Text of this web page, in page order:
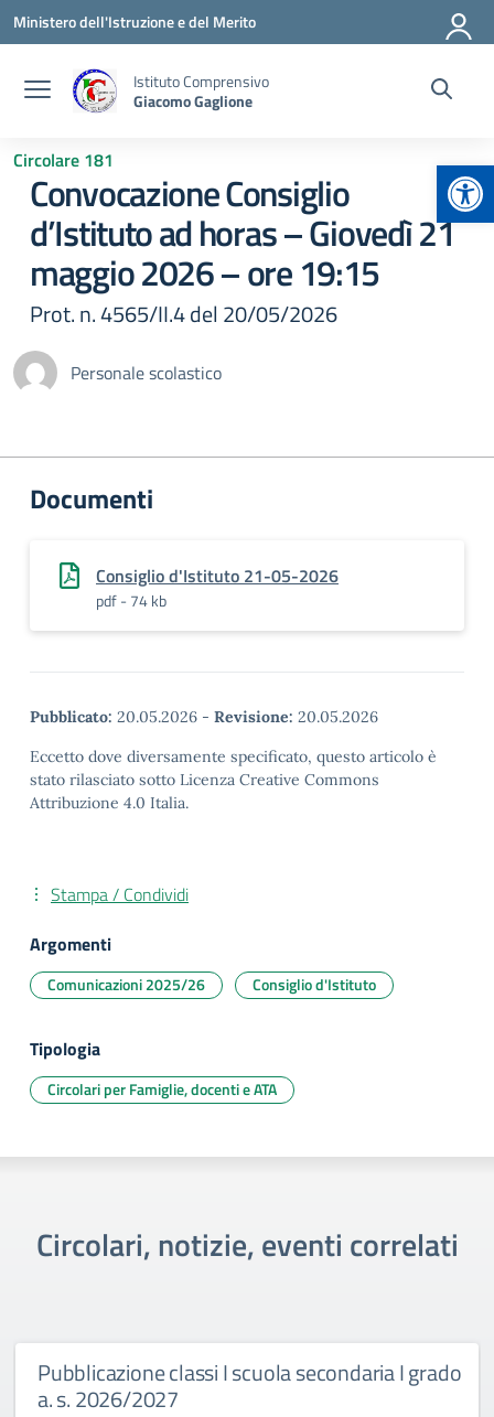
Vai ai contenuti
Vai al menu di navigazione
Vai al footer
Ministero dell'Istruzione e del Merito
Istituto Comprensivo
Giacomo Gaglione
Circolare 181
Convocazione Consiglio
d’Istituto ad horas – Giovedì 21
maggio 2026 – ore 19:15
Prot. n. 4565/II.4 del 20/05/2026
Personale scolastico
Documenti
Consiglio d'Istituto 21-05-2026
pdf - 74 kb
Pubblicato: 20.05.2026 - Revisione: 20.05.2026
Eccetto dove diversamente specificato, questo articolo è
stato rilasciato sotto Licenza Creative Commons
Attribuzione 4.0 Italia.
Stampa / Condividi
Argomenti
Comunicazioni 2025/26 Consiglio d'Istituto
Tipologia
Circolari per Famiglie, docenti e ATA
Circolari, notizie, eventi correlati
Pubblicazione classi I scuola secondaria I grado
a. s. 2026/2027